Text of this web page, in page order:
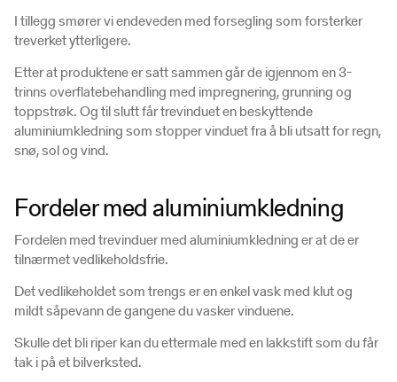
I tillegg smører vi endeveden med forsegling som forsterker
treverket ytterligere.
Etter at produktene er satt sammen går de igjennom en 3-
trinns overflatebehandling med impregnering, grunning og
toppstrøk. Og til slutt får trevinduet en beskyttende
aluminiumkledning som stopper vinduet fra å bli utsatt for regn,
snø, sol og vind.
Fordeler med aluminiumkledning
Fordelen med trevinduer med aluminiumkledning er at de er
tilnærmet vedlikeholdsfrie.
Det vedlikeholdet som trengs er en enkel vask med klut og
mildt såpevann de gangene du vasker vinduene.
Skulle det bli riper kan du ettermale med en lakkstift som du får
tak i på et bilverksted.